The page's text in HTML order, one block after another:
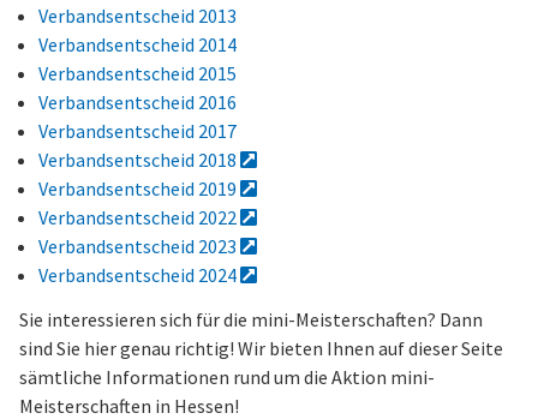
Verbandsentscheid 2013
Verbandsentscheid 2014
Verbandsentscheid 2015
Verbandsentscheid 2016
Verbandsentscheid 2017
Verbandsentscheid 2018
Verbandsentscheid 2019
Verbandsentscheid 2022
Verbandsentscheid 2023
Verbandsentscheid 2024
Sie interessieren sich für die mini-Meisterschaften? Dann
sind Sie hier genau richtig! Wir bieten Ihnen auf dieser Seite
sämtliche Informationen rund um die Aktion mini-
Meisterschaften in Hessen!